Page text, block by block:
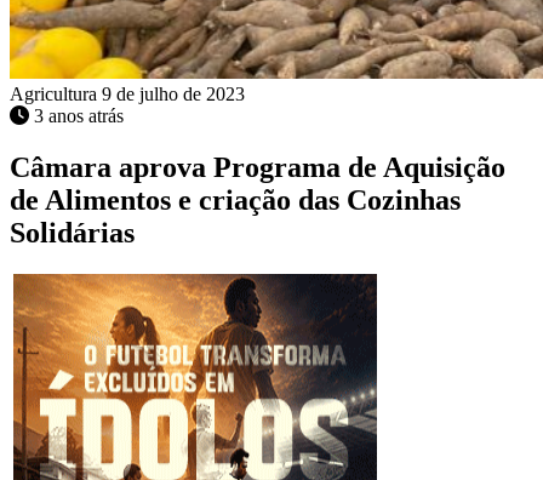
Agricultura 9 de julho de 2023
3 anos atrás
Câmara aprova Programa de Aquisição
de Alimentos e criação das Cozinhas
Solidárias